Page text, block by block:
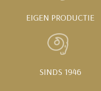
EIGEN PRODUCTIE
SINDS 1946